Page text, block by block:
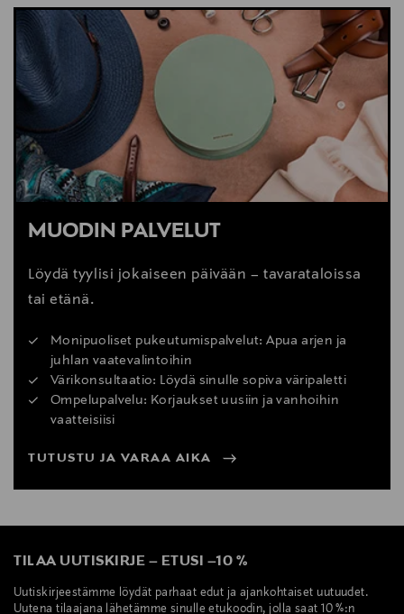
MUODIN PALVELUT
Löydä tyylisi jokaiseen päivään – tavarataloissa
tai etänä.
Monipuoliset pukeutumispalvelut: Apua arjen ja
juhlan vaatevalintoihin
Värikonsultaatio: Löydä sinulle sopiva väripaletti
Ompelupalvelu: Korjaukset uusiin ja vanhoihin
vaatteisiisi
TUTUSTU JA VARAA AIKA
TILAA UUTISKIRJE – ETUSI –10 %
Uutiskirjeestämme löydät parhaat edut ja ajankohtaiset uutuudet.
Uutena tilaajana lähetämme sinulle etukoodin, jolla saat 10 %:n